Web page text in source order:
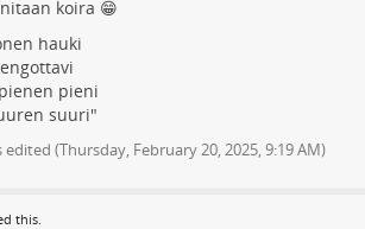
koira 😁
hauki
pieni
suuri"
edited (Thursday, February 20, 2025, 9:19 AM)
this.